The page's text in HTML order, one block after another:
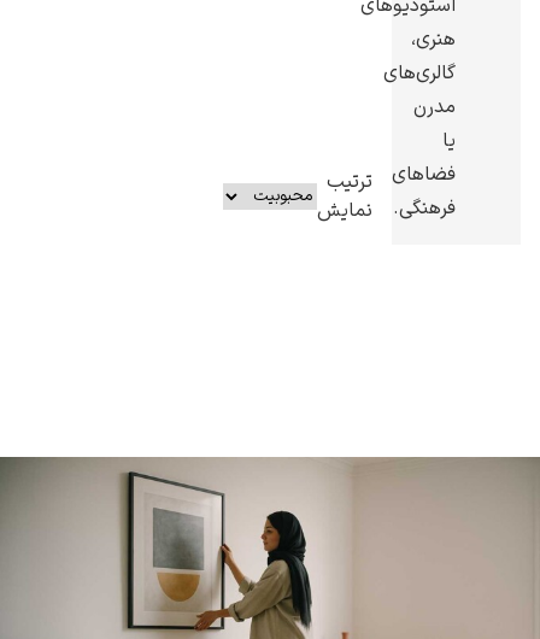
استودیوهای
هنری،
گالری‌های
مدرن
یا
فضاهای
فرهنگی.
ترتیب
نمایش